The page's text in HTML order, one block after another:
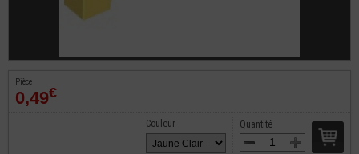
Pièce
0,49€
Quantité
Couleur